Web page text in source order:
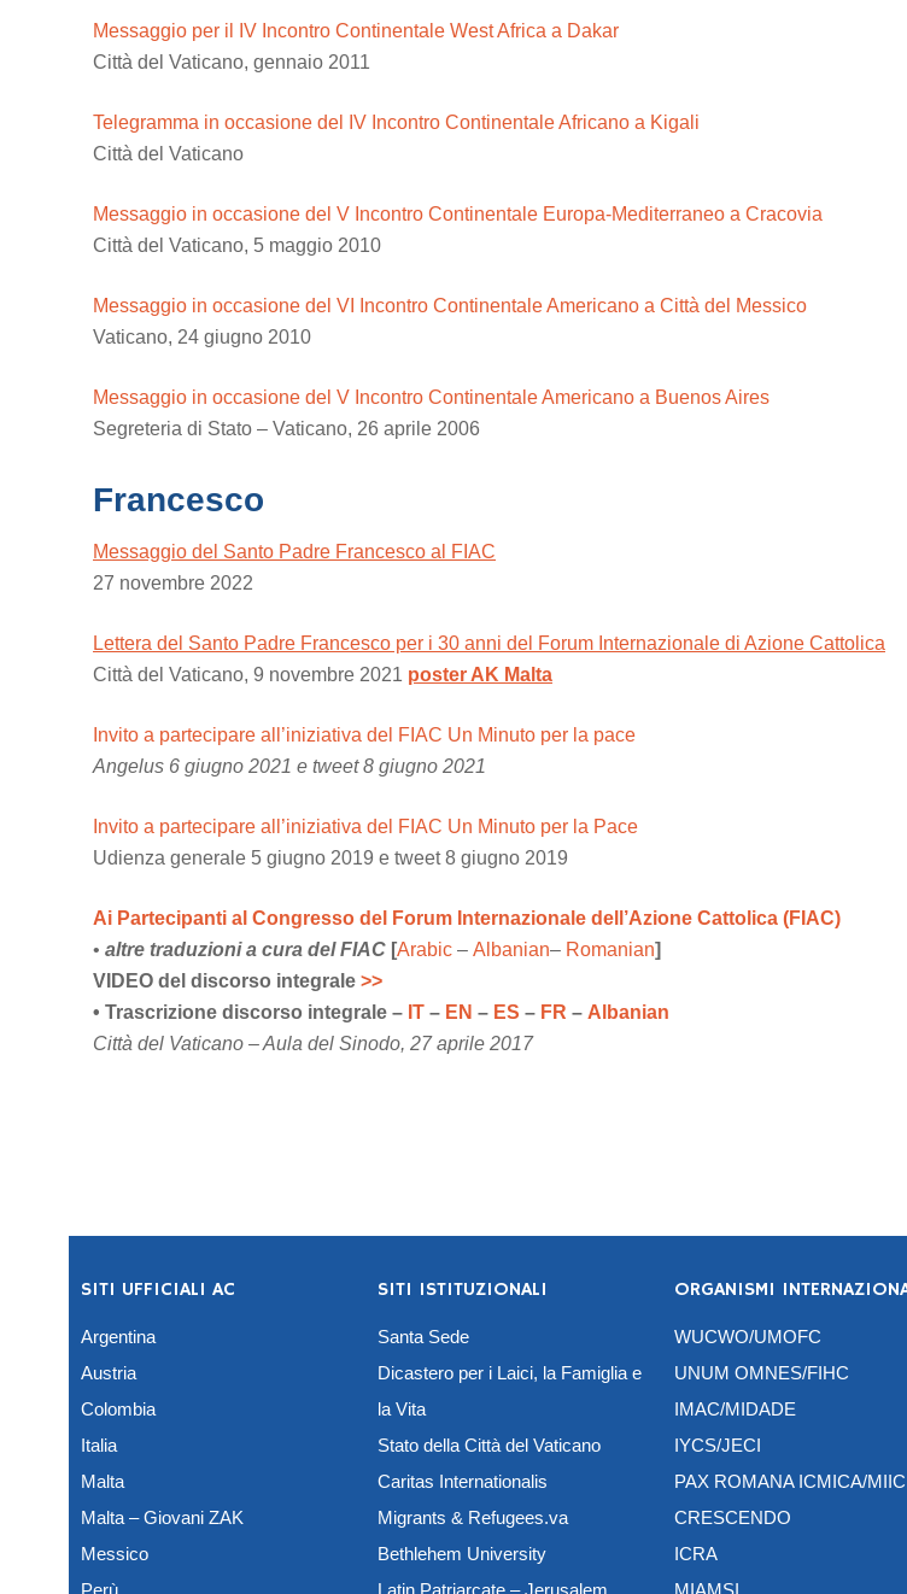
Messaggio per il IV Incontro Continentale West Africa a Dakar
Città del Vaticano, gennaio 2011
Telegramma in occasione del IV Incontro Continentale Africano a Kigali
Città del Vaticano
Messaggio in occasione del V Incontro Continentale Europa-Mediterraneo a Cracovia
Città del Vaticano, 5 maggio 2010
Messaggio in occasione del VI Incontro Continentale Americano a Città del Messico
Vaticano, 24 giugno 2010
Messaggio in occasione del V Incontro Continentale Americano a Buenos Aires
Segreteria di Stato – Vaticano, 26 aprile 2006
Francesco
Messaggio del Santo Padre Francesco al FIAC
27 novembre 2022
Lettera del Santo Padre Francesco per i 30 anni del Forum Internazionale di Azione Cattolica
Città del Vaticano, 9 novembre 2021 poster AK Malta
Invito a partecipare all’iniziativa del FIAC Un Minuto per la pace
Angelus 6 giugno 2021 e tweet 8 giugno 2021
Invito a partecipare all’iniziativa del FIAC Un Minuto per la Pace
Udienza generale 5 giugno 2019 e tweet 8 giugno 2019
Ai Partecipanti al Congresso del Forum Internazionale dell’Azione Cattolica (FIAC)
• altre traduzioni a cura del FIAC [Arabic – Albanian– Romanian]
VIDEO del discorso integrale >>
• Trascrizione discorso integrale – IT – EN – ES – FR – Albanian
Città del Vaticano – Aula del Sinodo, 27 aprile 2017
SITI UFFICIALI AC
Argentina
Austria
Colombia
Italia
Malta
Malta – Giovani ZAK
Messico
Perù
SITI ISTITUZIONALI
Santa Sede
Dicastero per i Laici, la Famiglia e
la Vita
Stato della Città del Vaticano
Caritas Internationalis
Migrants & Refugees.va
Bethlehem University
Latin Patriarcate – Jerusalem
ORGANISMI
WUCWO/UMOFC
UNUM OMNES/FIHC
IMAC/MIDADE
IYCS/JECI
PAX ROMANA ICMICA/MIIC
CRESCENDO
ICRA
MIAMSI